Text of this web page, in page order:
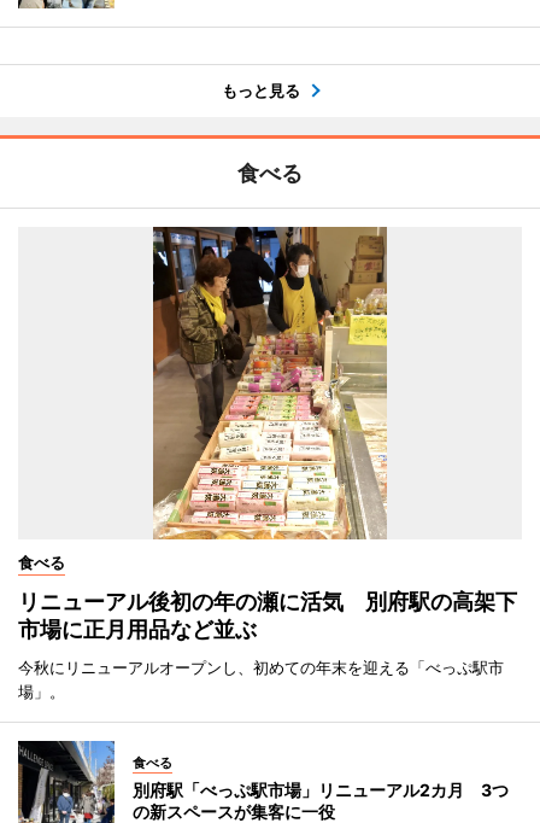
もっと見る
食べる
食べる
リニューアル後初の年の瀬に活気 別府駅の高架下
市場に正月用品など並ぶ
今秋にリニューアルオープンし、初めての年末を迎える「べっぷ駅市
場」。
食べる
別府駅「べっぷ駅市場」リニューアル2カ月 3つ
の新スペースが集客に一役